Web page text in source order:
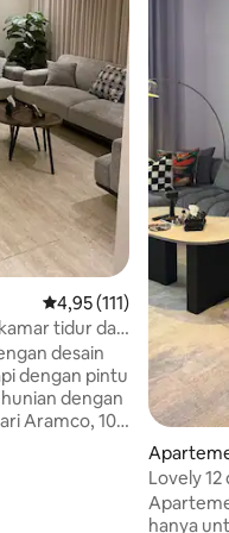
Nilai rata-rata 4,95 dari
4,95 (111)
tidur dan
desain
dengan pintu
dengan
Aramco, 10
Lovely
pusat
hanya